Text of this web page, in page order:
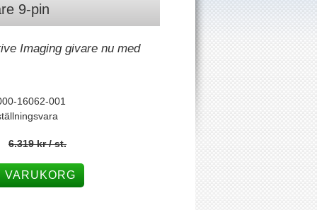
9-pin
Imaging givare nu med
16062-001
6.319 kr/ st.
VARUKORG